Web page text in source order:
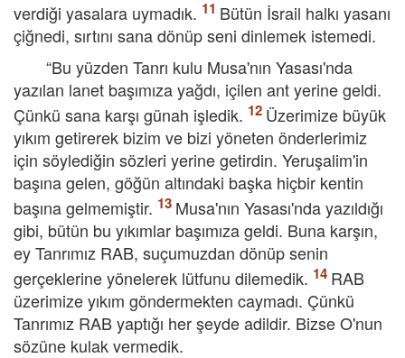
verdiği yasalara uymadık.
Bütün İsrail halkı yasanı
çiğnedi, sırtını sana dönüp seni dinlemek istemedi.
“Bu yüzden Tanrı kulu Musa'nın Yasası'nda
yazılan lanet başımıza yağdı, içilen ant yerine geldi.
Çünkü sana karşı günah işledik.
Üzerimize büyük
yıkım getirerek bizim ve bizi yöneten önderlerimiz
için söylediğin sözleri yerine getirdin. Yeruşalim'in
başına gelen, göğün altındaki başka hiçbir kentin
başına gelmemiştir.
Musa'nın Yasası'nda yazıldığı
gibi, bütün bu yıkımlar başımıza geldi. Buna karşın,
ey Tanrımız RAB, suçumuzdan dönüp senin
gerçeklerine yönelerek lütfunu dilemedik.
RAB
üzerimize yıkım göndermekten caymadı. Çünkü
Tanrımız RAB yaptığı her şeyde adildir. Bizse O'nun
sözüne kulak vermedik.